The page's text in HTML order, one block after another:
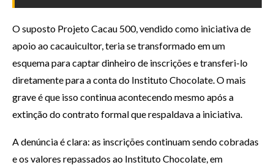
O suposto Projeto Cacau 500, vendido como iniciativa de
apoio ao cacauicultor, teria se transformado em um
esquema para captar dinheiro de inscrições e transferi-lo
diretamente para a conta do Instituto Chocolate. O mais
grave é que isso continua acontecendo mesmo após a
extinção do contrato formal que respaldava a iniciativa.
A denúncia é clara: as inscrições continuam sendo cobradas
e os valores repassados ao Instituto Chocolate, em